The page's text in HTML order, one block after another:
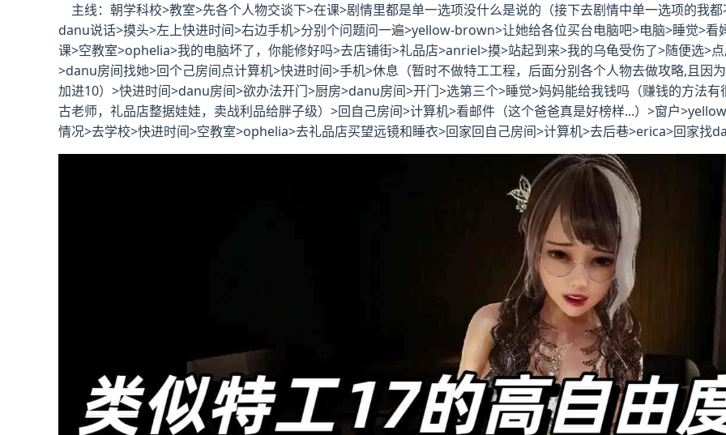
主线：朝学科校>教室>先各个人物交谈下>在课>剧情里都是单一选项没什么是说的（接下去剧情中单一选项的我
danu说话>摸头>左上快进时间>右边手机>分别个问题问一遍>yellow-brown>让她给各位买台电脑吧>电脑>睡觉>
课>空教室>ophelia>我的电脑坏了，你能修好吗>去店铺街>礼品店>anriel>摸>站起到来>我的乌龟受伤了>随便选>
>danu房间找她>回个己房间点计算机>快进时间>手机>休息（暂时不做特工工程，后面分别各个人物去做攻略,且因
加进10）>快进时间>danu房间>欲办法开门>厨房>danu房间>开门>选第三个>睡觉>妈妈能给我钱吗（赚钱的方法
古老师，礼品店整据娃娃，卖战利品给胖子级）>回自己房间>计算机>看邮件（这个爸爸真是好榜样...）>窗户
情况>去学校>快进时间>空教室>ophelia>去礼品店买望远镜和睡衣>回家回自己房间>计算机>去后巷>erica>回家找